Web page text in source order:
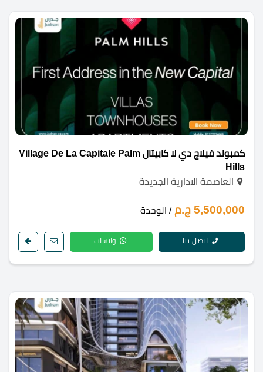
كمبوند فيلاج دي لا كابيتال Village De La Capitale Palm
Hills
العاصمة الادارية الجديدة
5,500,000 ج.م / الوحدة
اتصل بنا واتساب